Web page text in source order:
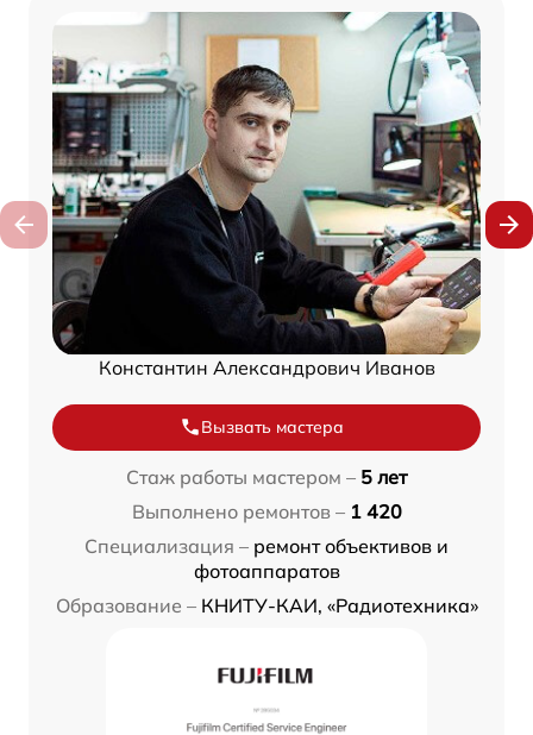
Константин Александрович Иванов
Вызвать мастера
Стаж работы мастером – 5 лет
Выполнено ремонтов – 1 420
Специализация – ремонт объективов и
фотоаппаратов
Образование – КНИТУ-КАИ, «Радиотехника»